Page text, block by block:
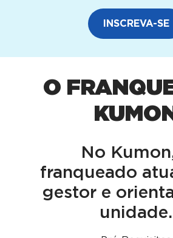
INSCREVA-SE
O
KUMON
No
franqueado
gestor e
unidade.